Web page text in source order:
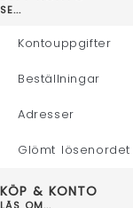
SE...
Kontouppgifter
Beställningar
Adresser
Glömt lösenordet
KÖP & KONTO